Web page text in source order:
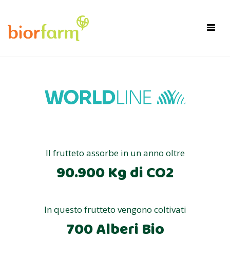
Il frutteto assorbe in un anno oltre
90.900 Kg di CO2
In questo frutteto vengono coltivati
700 Alberi Bio